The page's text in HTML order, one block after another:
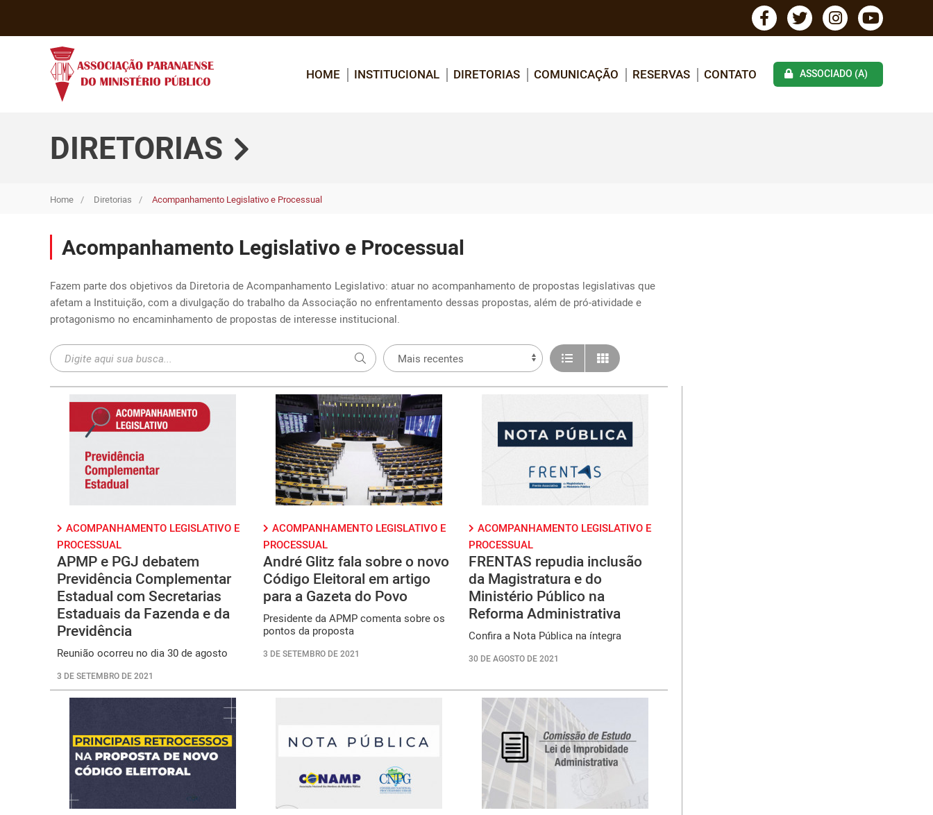
HOME INSTITUCIONAL DIRETORIAS COMUNICAÇÃO RESERVAS CONTATO ASSOCIADO (A)
DIRETORIAS
Home Diretorias Acompanhamento Legislativo e Processual
Acompanhamento Legislativo e Processual
Fazem parte dos objetivos da Diretoria de Acompanhamento Legislativo: atuar no acompanhamento de propostas legislativas que
afetam a Instituição, com a divulgação do trabalho da Associação no enfrentamento dessas propostas, além de pró-atividade e
protagonismo no encaminhamento de propostas de interesse institucional.
ACOMPANHAMENTO LEGISLATIVO E
PROCESSUAL
APMP e PGJ debatem
Previdência Complementar
Estadual com Secretarias
Estaduais da Fazenda e da
Previdência
Reunião ocorreu no dia 30 de agosto
3 DE SETEMBRO DE 2021
ACOMPANHAMENTO LEGISLATIVO E
PROCESSUAL
André Glitz fala sobre o novo
Código Eleitoral em artigo
para a Gazeta do Povo
Presidente da APMP comenta sobre os
pontos da proposta
3 DE SETEMBRO DE 2021
ACOMPANHAMENTO LEGISLATIVO E
PROCESSUAL
FRENTAS repudia inclusão
da Magistratura e do
Ministério Público na
Reforma Administrativa
Confira a Nota Pública na íntegra
30 DE AGOSTO DE 2021